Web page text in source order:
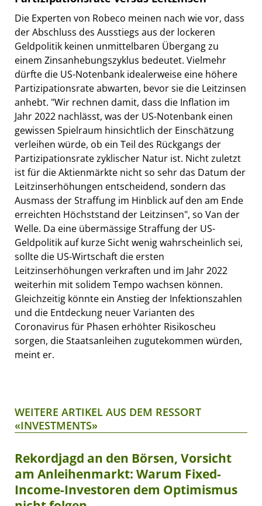
Die Experten von Robeco meinen nach wie vor, dass
der Abschluss des Ausstiegs aus der lockeren
Geldpolitik keinen unmittelbaren Übergang zu
einem Zinsanhebungszyklus bedeutet. Vielmehr
dürfte die US-Notenbank idealerweise eine höhere
Partizipationsrate abwarten, bevor sie die Leitzinsen
anhebt. "Wir rechnen damit, dass die Inflation im
Jahr 2022 nachlässt, was der US-Notenbank einen
gewissen Spielraum hinsichtlich der Einschätzung
verleihen würde, ob ein Teil des Rückgangs der
Partizipationsrate zyklischer Natur ist. Nicht zuletzt
ist für die Aktienmärkte nicht so sehr das Datum der
Leitzinserhöhungen entscheidend, sondern das
Ausmass der Straffung im Hinblick auf den am Ende
erreichten Höchststand der Leitzinsen", so Van der
Welle. Da eine übermässige Straffung der US-
Geldpolitik auf kurze Sicht wenig wahrscheinlich sei,
sollte die US-Wirtschaft die ersten
Leitzinserhöhungen verkraften und im Jahr 2022
weiterhin mit solidem Tempo wachsen können.
Gleichzeitig könnte ein Anstieg der Infektionszahlen
und die Entdeckung neuer Varianten des
Coronavirus für Phasen erhöhter Risikoscheu
sorgen, die Staatsanleihen zugutekommen würden,
meint er.
WEITERE ARTIKEL AUS DEM RESSORT
«INVESTMENTS»
Rekordjagd an den Börsen, Vorsicht
am Anleihenmarkt: Warum Fixed-
Income-Investoren dem Optimismus